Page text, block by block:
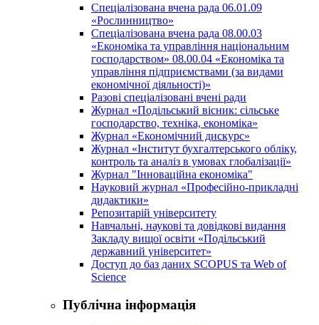
Спеціалізована вчена рада 06.01.09
«Рослинництво»
Спеціалізована вчена рада 08.00.03
«Економіка та управління національним
господарством» 08.00.04 «Економіка та
управління підприємствами (за видами
економічної діяльності)»
Разові спеціалізовані вчені ради
Журнал «Подільський вісник: сільське
господарство, техніка, економіка»
Журнал «Економічний дискурс»
Журнал «Інститут бухгалтерського обліку,
контроль та аналіз в умовах глобалізації»
Журнал "Інноваційна економіка"
Науковий журнал «Професійно-прикладні
дидактики»
Репозитарій університету
Навчальні, наукові та довідкові видання
Закладу вищої освіти «Подільський
державний університет»
Доступ до баз даних SCOPUS та Web of
Science
Публічна інформація